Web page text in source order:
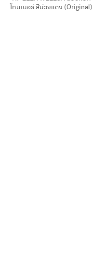
โทนเนอร์ สีม่วงแดง (Original)